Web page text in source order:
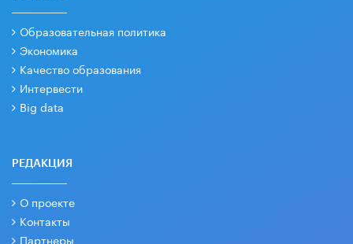
Образовательная политика
Экономика
Качество образования
Интервести
Big data
РЕДАКЦИЯ
О проекте
Контакты
Партнеры